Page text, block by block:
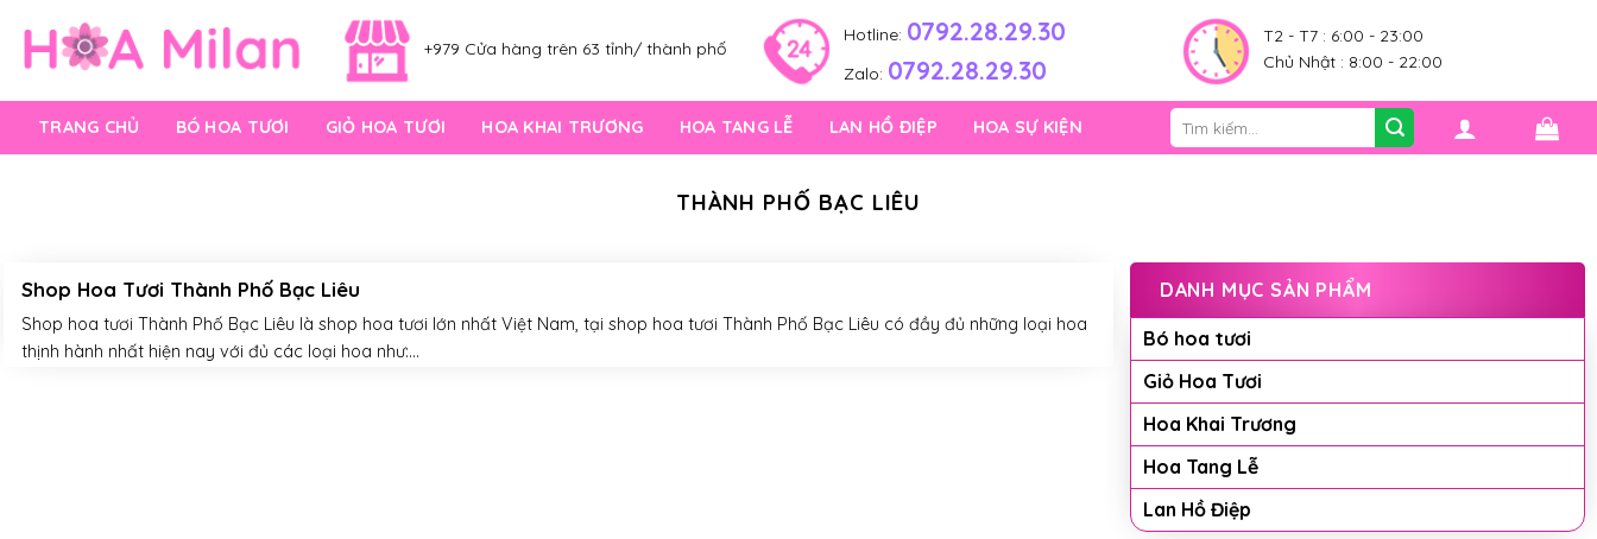
content
+979 Cửa hàng trên 63 tỉnh/ thành phố
Hotline: 0792.28.29.30
Zalo: 0792.28.29.30
T2 - T7 : 6:00 - 23:00
Chủ Nhật : 8:00 - 22:00
TRANG CHỦ BÓ HOA TƯƠI GIỎ HOA TƯƠI HOA KHAI TRƯƠNG HOA TANG LỄ LAN HỒ ĐIỆP HOA SỰ KIỆN
Tìm
kiếm:
THÀNH PHỐ BẠC LIÊU
Shop Hoa Tươi Thành Phố Bạc Liêu
Shop hoa tươi Thành Phố Bạc Liêu là shop hoa tươi lớn nhất Việt Nam, tại shop hoa tươi Thành Phố Bạc Liêu có đầy đủ những loại hoa
thịnh hành nhất hiện nay với đủ các loại hoa như:...
DANH MỤC SẢN PHẨM
Bó hoa tươi
Giỏ Hoa Tươi
Hoa Khai Trương
Hoa Tang Lễ
Lan Hồ Điệp